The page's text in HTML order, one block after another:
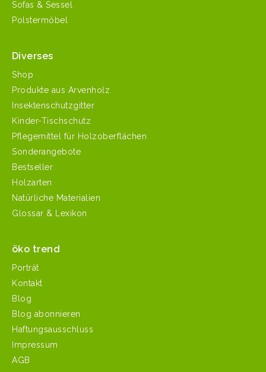
Sofas & Sessel
Polstermöbel
Diverses
Shop
Produkte aus Arvenholz
Insektenschutzgitter
Kinder-Tischschutz
Pflegemittel für Holzoberflächen
Sonderangebote
Bestseller
Holzarten
Natürliche Materialien
Glossar & Lexikon
öko trend
Porträt
Kontakt
Blog
Blog abonnieren
Haftungsausschluss
Impressum
AGB